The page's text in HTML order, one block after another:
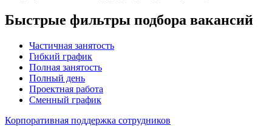
Быстрые фильтры подбора вакансий
Частичная занятость
Гибкий график
Полная занятость
Полный день
Проектная работа
Сменный график
Корпоративная поддержка сотрудников